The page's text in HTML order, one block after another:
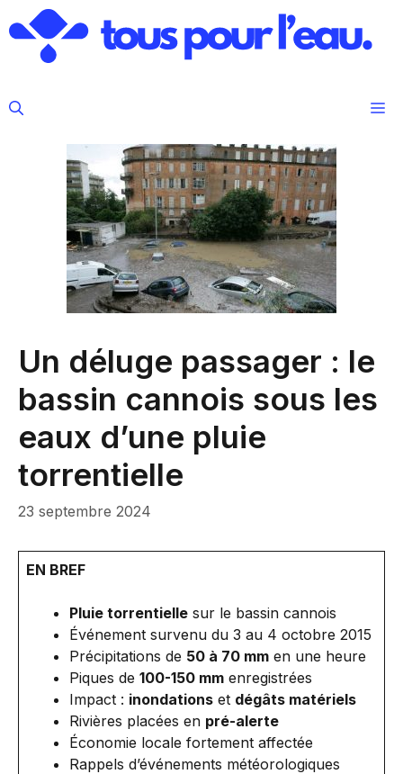
au
contenu
Un déluge passager : le
bassin cannois sous les
eaux d’une pluie
torrentielle
23 septembre 2024
EN BREF
Pluie torrentielle sur le bassin cannois
Événement survenu du 3 au 4 octobre 2015
Précipitations de 50 à 70 mm en une heure
Piques de 100-150 mm enregistrées
Impact : inondations et dégâts matériels
Rivières placées en pré-alerte
Économie locale fortement affectée
Rappels d’événements météorologiques